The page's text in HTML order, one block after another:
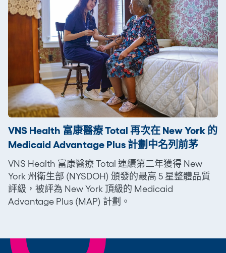
VNS Health 富康醫療 Total 再次在 New York 的
Medicaid Advantage Plus 計劃中名列前茅
VNS Health 富康醫療 Total 連續第二年獲得 New
York 州衛生部 (NYSDOH) 頒發的最高 5 星整體品質
評級，被評為 New York 頂級的 Medicaid
Advantage Plus (MAP) 計劃。